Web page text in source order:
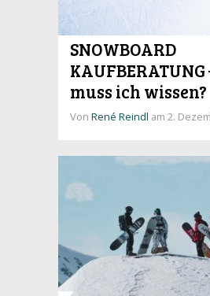
SNOWBOARD
KAUFBERATUNG
muss ich wissen?
Von René Reindl am 2.